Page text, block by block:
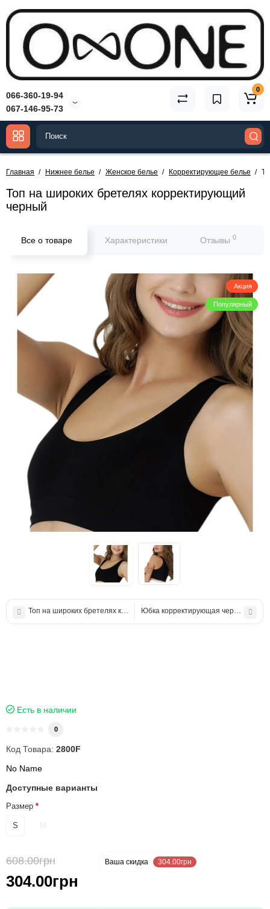
066-360-19-94
067-146-95-73
0
Главная Нижнее белье Женское белье Корректирующее белье
Топ на широких бретелях корректирующий
черный
Все о товаре Характеристики Отзывы 0
Акция
Популярный
Топ на широких бретелях корректирующий бежевый
Юбка корректирующая черный
Есть в наличии
0
Код Товара: 2800F
No Name
Доступные варианты
Размер
S
608.00грн Ваша cкидка 304.00грн
304.00грн